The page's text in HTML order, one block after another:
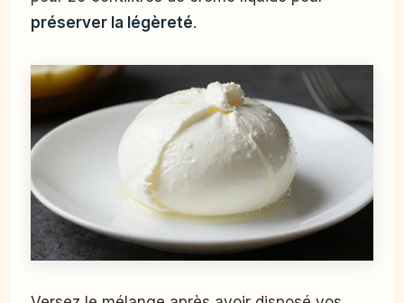
préserver la légèreté.